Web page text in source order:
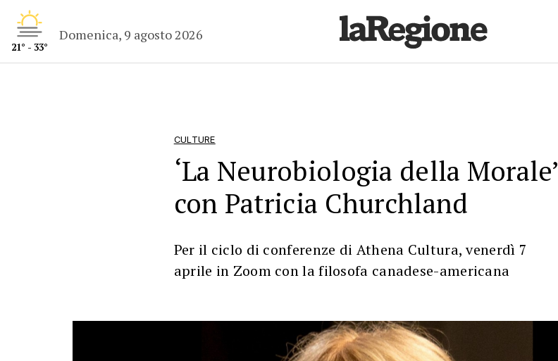
21° - 33°
Domenica, 9 agosto 2026
CULTURE
‘La Neurobiologia della Morale’
con Patricia Churchland
Per il ciclo di conferenze di Athena Cultura, venerdì 7
aprile in Zoom con la filosofa canadese-americana